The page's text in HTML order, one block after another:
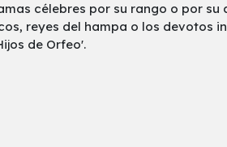
célebres por su rango o por su
reyes del hampa o los devotos
de Orfeo'.